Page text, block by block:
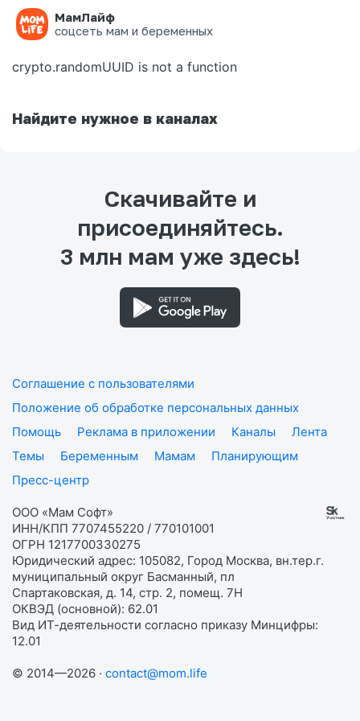
МамЛайф
соцсеть мам и беременных
Ошибка на странице
crypto.randomUUID is not a function
Найдите нужное в каналах
Скачивайте и
присоединяйтесь.
3 млн мам уже здесь!
Соглашение с пользователями
Положение об обработке персональных данных
Помощь
Реклама в приложении Каналы
Лента
Темы
Беременным Мамам
Планирующим
Пресс-центр
ООО «Мам Софт»
ИНН/КПП 7707455220 / 770101001
ОГРН 1217700330275
Юридический адрес: 105082, Город Москва, вн.тер.г.
муниципальный округ Басманный, пл
Спартаковская, д. 14, стр. 2, помещ. 7Н
ОКВЭД (основной): 62.01
Вид ИТ-деятельности согласно приказу Минцифры:
12.01
© 2014—2026 · contact@mom.life